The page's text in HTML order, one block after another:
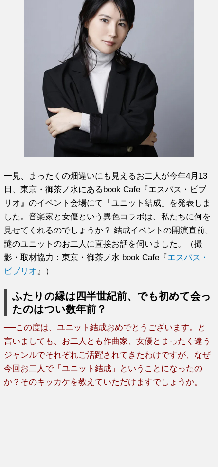
一見、まったくの畑違いにも見えるお二人が今年4月13
日、東京・御茶ノ水にあるbook Cafe『エスパス・ビブ
リオ』のイベント会場にて「ユニット結成」を発表しま
した。音楽家と女優という異色コラボは、私たちに何を
見せてくれるのでしょうか？ 結成イベントの開演直前、
謎のユニットのお二人に直接お話を伺いました。（撮
影・取材協力：東京・御茶ノ水 book Cafe『エスパス・
ビブリオ 』）
ふたりの縁は四半世紀前、でも初めて会っ
たのはつい数年前？
──この度は、ユニット結成おめでとうございます。と
言いましても、お二人とも作曲家、女優とまったく違う
ジャンルでそれぞれご活躍されてきたわけですが、なぜ
今回お二人で「ユニット結成」ということになったの
か？そのキッカケを教えていただけますでしょうか。